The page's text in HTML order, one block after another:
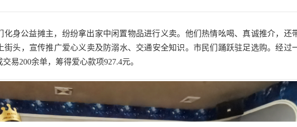
化身公益摊主，纷纷拿出家中闲置物品进行义卖。他们热情吆喝、真诚推介，还
街头，宣传推广爱心义卖及防溺水、交通安全知识。市民们踊跃驻足选购。经过
易200余单，筹得爱心款项927.4元。